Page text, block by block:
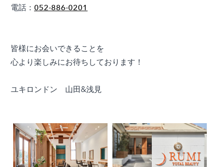
電話： 052-886-0201
皆様にお会いできることを
心より楽しみにお待ちしております！
ユキロンドン 山田&浅見